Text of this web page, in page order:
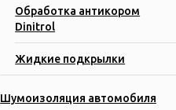
Обработка антикором
Dinitrol
Жидкие подкрылки
Шумоизоляция автомобиля